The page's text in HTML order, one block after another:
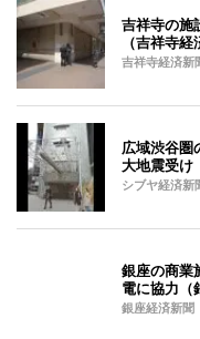
吉祥寺の施
（吉祥寺経
吉祥寺経済新
広域渋谷圏
大地震受け
シブヤ経済新
銀座の商業
電に協力（
銀座経済新聞